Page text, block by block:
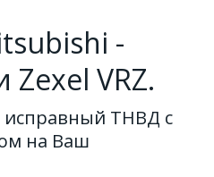
-
Zexel VRZ.
исправный ТНВД с
на Ваш